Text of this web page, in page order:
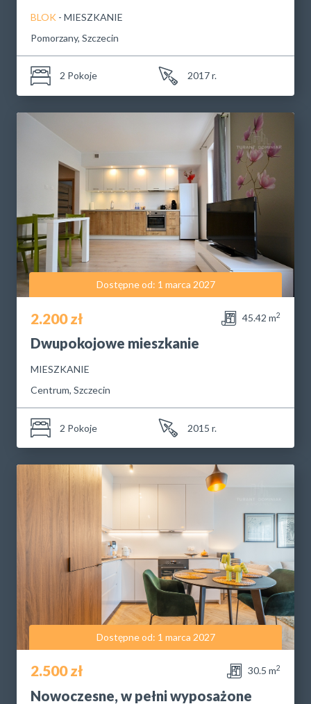
BLOK - MIESZKANIE
Pomorzany, Szczecin
2 Pokoje 2017 r.
Dostępne od: 1 marca 2027
2.200 zł 45.42 m2
Dwupokojowe mieszkanie
MIESZKANIE
Centrum, Szczecin
2 Pokoje 2015 r.
Dostępne od: 1 marca 2027
2.500 zł 30.5 m2
Nowoczesne, w pełni wyposażone